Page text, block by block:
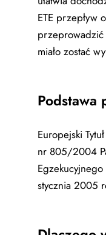
ETE przepływ
miało zostać
Podstawa
Europejski
nr 805/2004
stycznia 2005